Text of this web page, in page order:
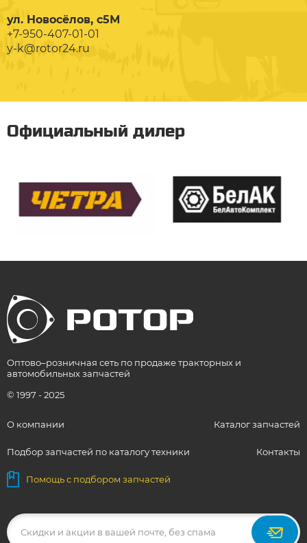
ул. Новосёлов, с5М
+7-950-407-01-01
y-k@rotor24.ru
Официальный дилер
Оптово–розничная сеть по продаже тракторных и
автомобильных запчастей
© 1997 - 2025
О компании Каталог запчастей
Подбор запчастей по каталогу техники Контакты
Помощь с подбором запчастей